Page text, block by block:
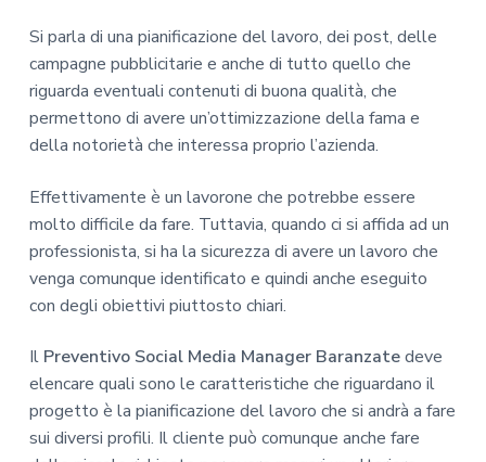
Si parla di una pianificazione del lavoro, dei post, delle
campagne pubblicitarie e anche di tutto quello che
riguarda eventuali contenuti di buona qualità, che
permettono di avere un’ottimizzazione della fama e
della notorietà che interessa proprio l’azienda.
Effettivamente è un lavorone che potrebbe essere
molto difficile da fare. Tuttavia, quando ci si affida ad un
professionista, si ha la sicurezza di avere un lavoro che
venga comunque identificato e quindi anche eseguito
con degli obiettivi piuttosto chiari.
Il Preventivo Social Media Manager Baranzatedeve
elencare quali sono le caratteristiche che riguardano il
progetto è la pianificazione del lavoro che si andrà a fare
sui diversi profili. Il cliente può comunque anche fare